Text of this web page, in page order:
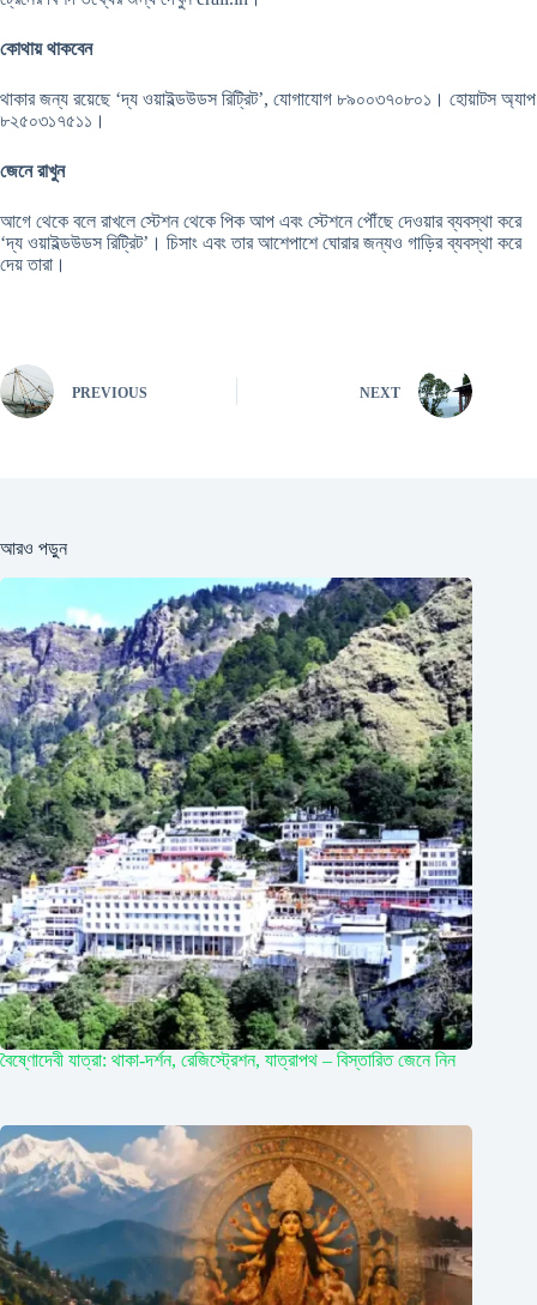
কোথায় থাকবেন
থাকার জন্য রয়েছে ‘দ্য ওয়াইল্ডউডস রিট্রিট’, যোগাযোগ ৮৯০০৩৭০৮০১। হোয়াটস অ্যাপ
৮২৫০৩১৭৫১১।
জেনে রাখুন
আগে থেকে বলে রাখলে স্টেশন থেকে পিক আপ এবং স্টেশনে পৌঁছে দেওয়ার ব্যবস্থা করে
‘দ্য ওয়াইল্ডউডস রিট্রিট’। চিসাং এবং তার আশেপাশে ঘোরার জন্যও গাড়ির ব্যবস্থা করে
দেয় তারা।
PREVIOUS NEXT
আরও পড়ুন
বৈষ্ণোদেবী যাত্রা: থাকা-দর্শন, রেজিস্ট্রেশন, যাত্রাপথ – বিস্তারিত জেনে নিন